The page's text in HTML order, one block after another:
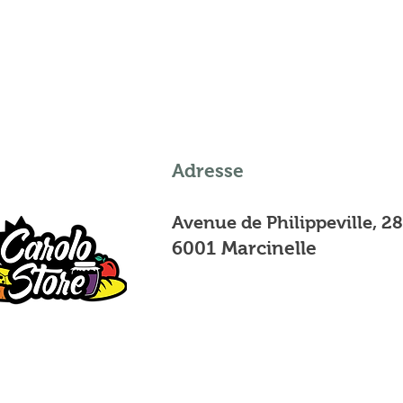
Adresse
Avenue de Philippeville,
6001 Marcinelle